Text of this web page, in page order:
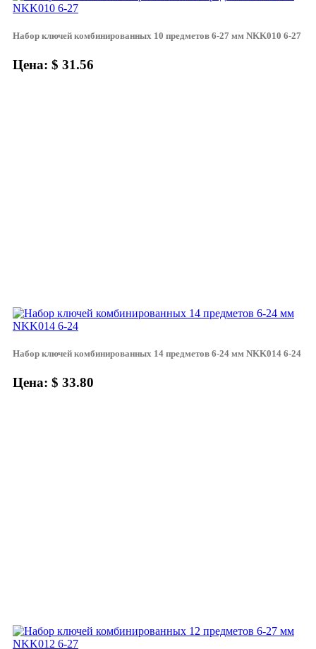
Набор ключей комбинированных 10 предметов 6-27 мм NKK010 6-27
Цена: $ 31.56
Набор ключей комбинированных 14 предметов 6-24 мм NKK014 6-24
Цена: $ 33.80